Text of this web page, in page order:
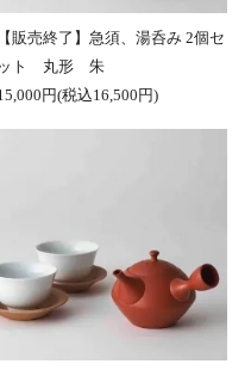
【販売終了】急須、湯呑み 2個セ
ット 丸形 朱
円(税込16,500円)